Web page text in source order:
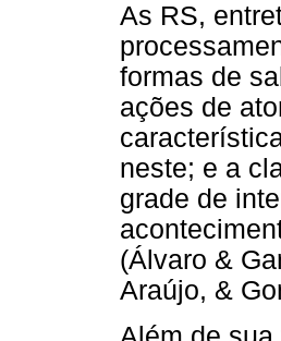
As RS,
formas de
ações de
neste; e a
grade de
(Álvaro &
Araújo, &